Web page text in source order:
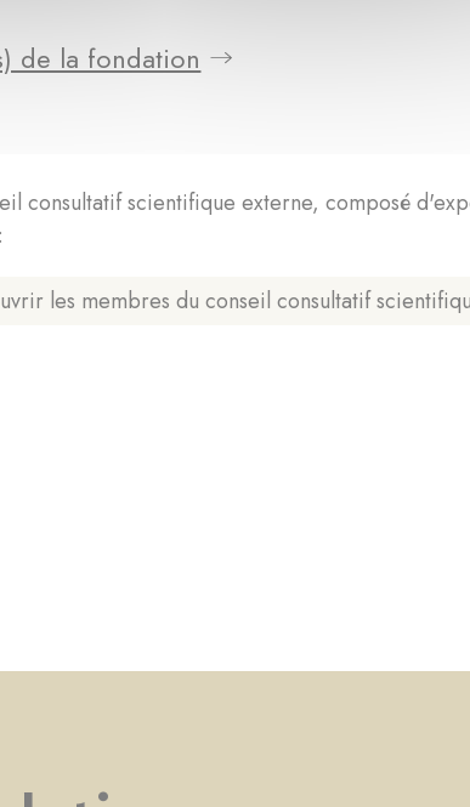
de la fondation
consultatif scientifique externe, composé
les membres du conseil consultatif